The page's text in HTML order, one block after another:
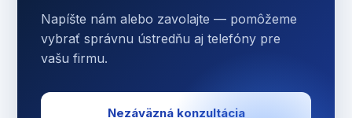
Napíšte nám alebo zavolajte — pomôžeme
vybrať správnu ústredňu aj telefóny pre
vašu firmu.
Nezáväzná konzultácia